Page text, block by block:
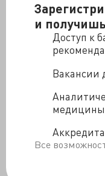
и
Доступ к
Вакансии
медицины
Все
участники
потребляемые во
и любых других
количествах,
количество (в г или
Основные
подсластителями
сердечно-
помощью